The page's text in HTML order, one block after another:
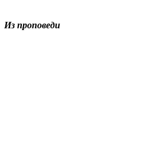
Из проповеди